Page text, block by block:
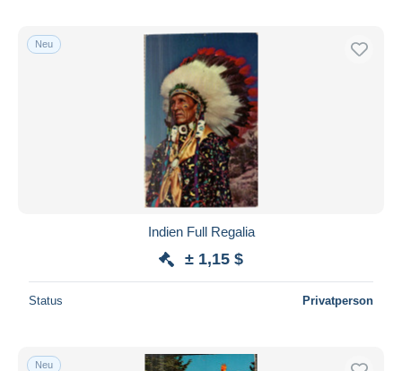
Neu
Indien Full Regalia
± 1,15 $
Status Privatperson
Neu